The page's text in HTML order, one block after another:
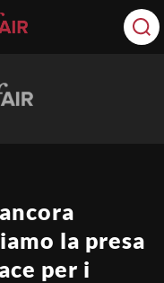
la presa
per i